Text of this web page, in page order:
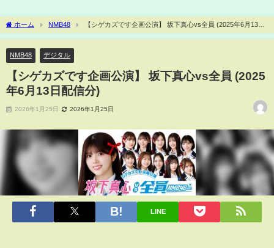
ホーム NMB48
【シゲカズです企画公演】 坂下真心vs全員 (2025年6月13日
配信分)
NMB48 デジタル
【シゲカズです企画公演】 坂下真心vs全員 (2025
年6月13日配信分)
2026年1月25日 2026年1月25日
LINE